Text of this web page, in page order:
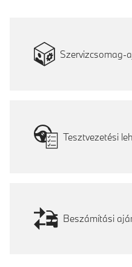
Szervizcsomag-
Tesztvezetési
Beszámítási